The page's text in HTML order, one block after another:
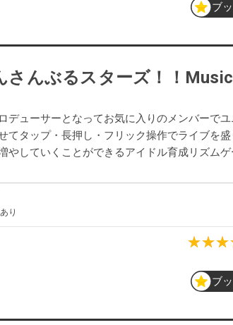
ブ
さんぶるスターズ！！Music
デューサーとなってお気に入りのメンバーで
てタップ・長押し・フリック操作でライブを
やしていくことができるアイドル育成リズム
り
ブ